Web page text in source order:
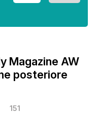
Magazine AW
posteriore
151